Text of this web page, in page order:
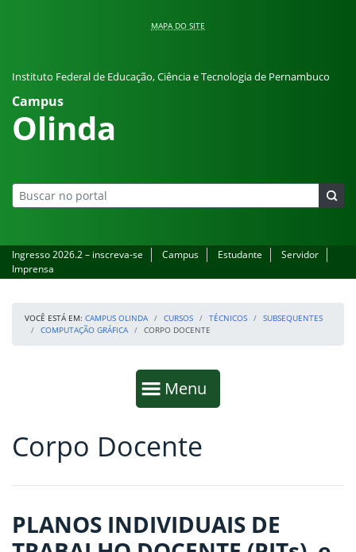
MAPA DO SITE
Instituto Federal de Educação, Ciência e Tecnologia de Pernambuco
Campus
Olinda
Ingresso 2026.2 – inscreva-se Campus Estudante
Servidor
Imprensa
VOCÊ ESTÁ EM: CAMPUS OLINDA CURSOS TÉCNICOS
SUBSEQUENTES
COMPUTAÇÃO GRÁFICA
CORPO DOCENTE
Mostrar
Menu
Fim da navegação
Início do conteúdo
Corpo Docente
PLANOS INDIVIDUAIS DE